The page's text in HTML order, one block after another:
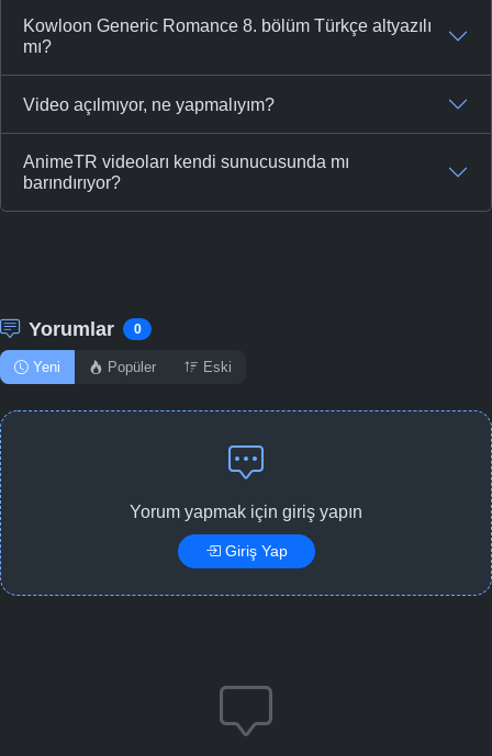
Kowloon Generic Romance 8. bölüm Türkçe altyazılı
mı?
Video açılmıyor, ne yapmalıyım?
AnimeTR videoları kendi sunucusunda mı
barındırıyor?
Yorumlar 0
Yeni Popüler Eski
Yorum yapmak için giriş yapın
Giriş Yap